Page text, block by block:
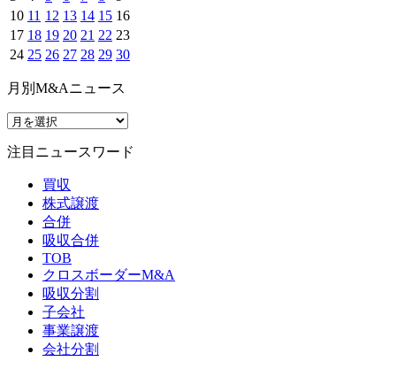
10 11 12 13 14 15 16
17 18 19 20 21 22 23
24 25 26 27 28 29 30
月別M&Aニュース
注目ニュースワード
買収
株式譲渡
合併
吸収合併
TOB
クロスボーダーM&A
吸収分割
子会社
事業譲渡
会社分割